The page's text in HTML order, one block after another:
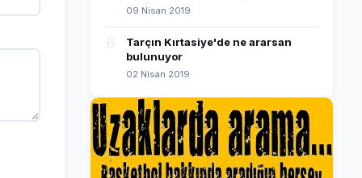
09 Nisan 2019
Tarçın Kırtasiye'de ne ararsan
bulunuyor
02 Nisan 2019